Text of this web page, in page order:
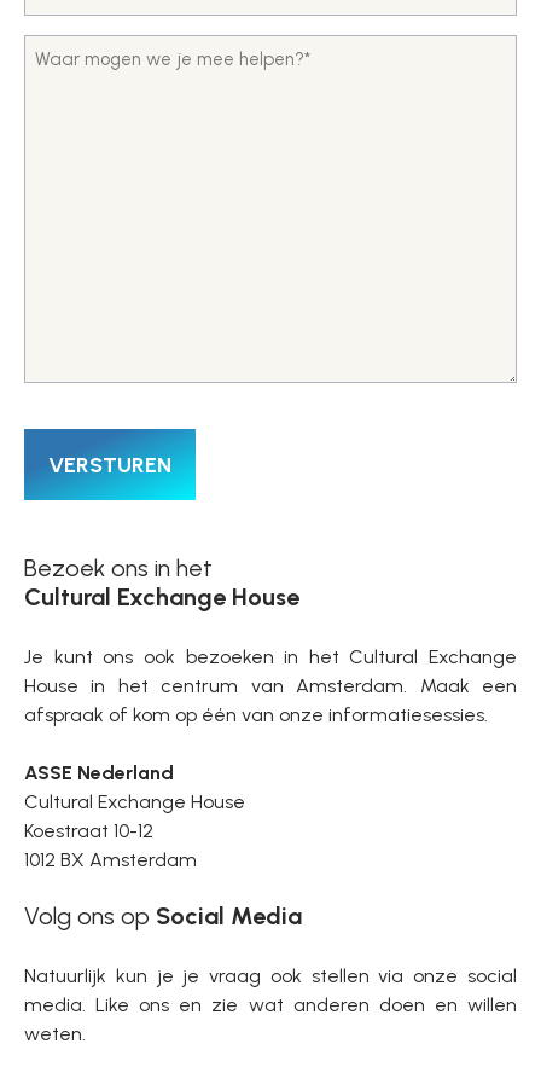
Bezoek ons in het
Cultural Exchange House
Je kunt ons ook bezoeken in het Cultural Exchange
House in het centrum van Amsterdam. Maak een
afspraak of kom op één van onze informatiesessies.
ASSE Nederland
Cultural Exchange House
Koestraat 10-12
1012 BX Amsterdam
Volg ons op Social Media
Natuurlijk kun je je vraag ook stellen via onze social
media. Like ons en zie wat anderen doen en willen
weten.
Bericht